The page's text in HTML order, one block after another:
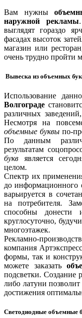
Вам нужны
наружной рекламы
выглядят гораздо
фасадах высоток
магазин или
очень трудно пройти
Вывеска из объемных
Использование
Волгограде
различных
Несмотря на
объемные буквыпо-
По данным
результатам
букв является
целом.
Спектр их
до информационного
варьируется в
на потребителя.
способны донести
круглосуточно,
многоэтажек.
Рекламно-
компания
формы, так и
можете заказать
подсветки. Создание
либо латуни
достижения
Светодиодные объемные